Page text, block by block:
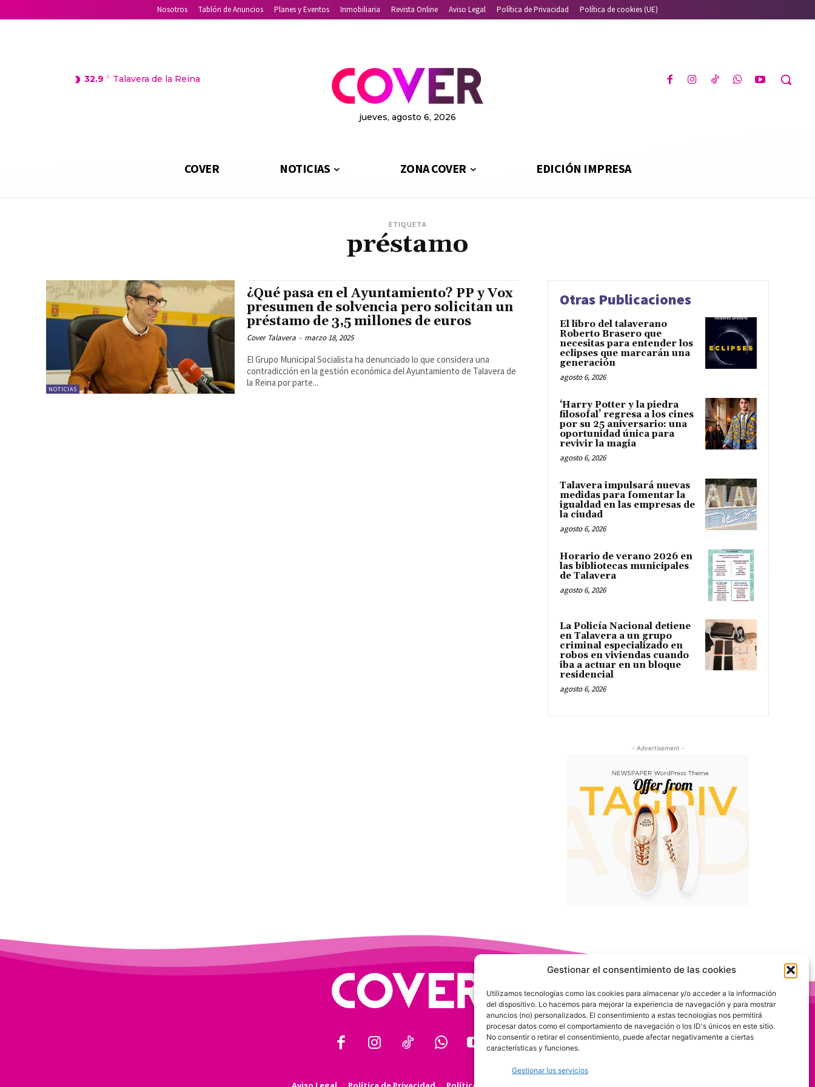
Gestionar el consentimiento de las cookies
Utilizamos tecnologías como las cookies para almacenar y/o acceder a la información
del dispositivo. Lo hacemos para mejorar la experiencia de navegación y para mostrar
anuncios (no) personalizados. El consentimiento a estas tecnologías nos permitirá
procesar datos como el comportamiento de navegación o los ID's únicos en este sitio.
No consentir o retirar el consentimiento, puede afectar negativamente a ciertas
características y funciones.
Gestionar los servicios
Nosotros Tablón de Anuncios Planes y Eventos Inmobiliaria Revista Online Aviso Legal Política de Privacidad Política de cookies (UE)
32.9 C Talavera de la Reina
jueves, agosto 6, 2026
COVER NOTICIAS ZONA COVER EDICIÓN IMPRESA
ETIQUETA
préstamo
NOTICIAS
¿Qué pasa en el Ayuntamiento? PP y Vox
presumen de solvencia pero solicitan un
préstamo de 3,5 millones de euros
Cover Talavera - marzo 18, 2025
El Grupo Municipal Socialista ha denunciado lo que considera una
contradicción en la gestión económica del Ayuntamiento de Talavera de
la Reina por parte...
Otras Publicaciones
El libro del talaverano
Roberto Brasero que
necesitas para entender los
eclipses que marcarán una
generación
agosto 6, 2026
‘Harry Potter y la piedra
filosofal’ regresa a los cines
por su 25 aniversario: una
oportunidad única para
revivir la magia
agosto 6, 2026
Talavera impulsará nuevas
medidas para fomentar la
igualdad en las empresas de
la ciudad
agosto 6, 2026
Horario de verano 2026 en
las bibliotecas municipales
de Talavera
agosto 6, 2026
La Policía Nacional detiene
en Talavera a un grupo
criminal especializado en
robos en viviendas cuando
iba a actuar en un bloque
residencial
agosto 6, 2026
- Advertisement -